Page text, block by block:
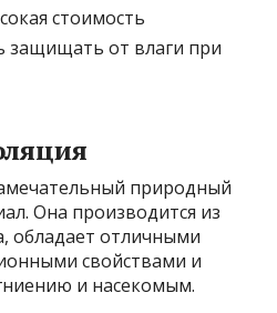
стоимость
защищать от влаги при
природный
Она производится из
обладает отличными
свойствами и
и насекомым.